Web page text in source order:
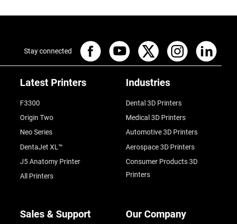
Latest Printers
F3300
Origin Two
Neo Series
DentaJet XL™
J5 Anatomy Printer
All Printers
Industries
Dental 3D Printers
Medical 3D Printers
Automotive 3D Printers
Aerospace 3D Printers
Consumer Products 3D
Printers
Sales & Support Our Company
Stay connected